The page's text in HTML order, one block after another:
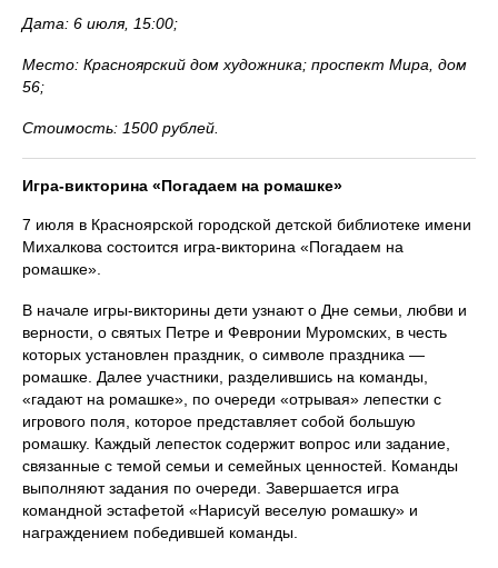
Дата: 6 июля, 15:00;
Место: Красноярский дом художника; проспект Мира, дом
56;
Стоимость: 1500 рублей.
Игра-викторина «Погадаем на ромашке»
7 июля в Красноярской городской детской библиотеке имени
Михалкова состоится игра-викторина «Погадаем на
ромашке».
В начале игры-викторины дети узнают о Дне семьи, любви и
верности, о святых Петре и Февронии Муромских, в честь
которых установлен праздник, о символе праздника —
ромашке. Далее участники, разделившись на команды,
«гадают на ромашке», по очереди «отрывая» лепестки с
игрового поля, которое представляет собой большую
ромашку. Каждый лепесток содержит вопрос или задание,
связанные с темой семьи и семейных ценностей. Команды
выполняют задания по очереди. Завершается игра
командной эстафетой «Нарисуй веселую ромашку» и
награждением победившей команды.